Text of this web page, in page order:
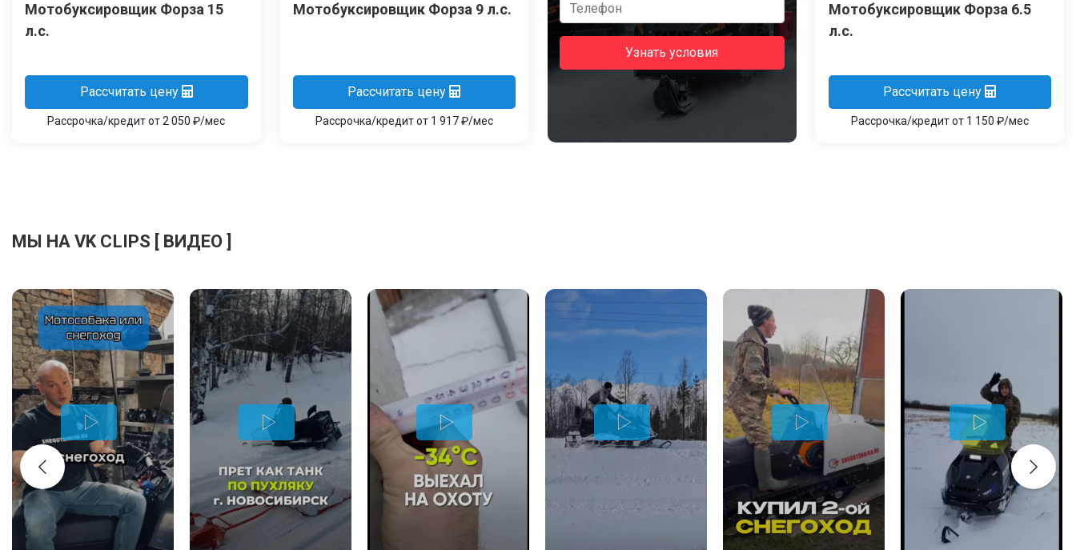
Мотобуксировщик Форза 15
л.с.
Рассчитать цену
Рассрочка/кредит от 2 050 ₽/мес
Мотобуксировщик Форза 9 л.с.
Рассчитать цену
Рассрочка/кредит от 1 917 ₽/мес
Узнать условия
Мотобуксировщик Форза 6.5
л.с.
Рассчитать цену
Рассрочка/кредит от 1 150 ₽/мес
МЫ НА VK CLIPS [ ВИДЕО ]